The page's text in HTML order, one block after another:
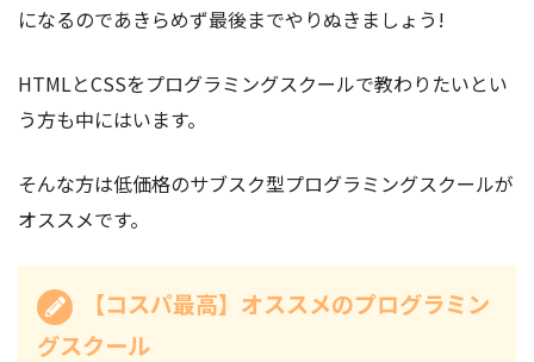
になるのであきらめず最後までやりぬきましょう!
HTMLとCSSをプログラミングスクールで教わりたいとい
う方も中にはいます。
そんな方は低価格のサブスク型プログラミングスクールが
オススメです。
【コスパ最高】オススメのプログラミン
グスクール